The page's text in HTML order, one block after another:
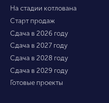
На стадии котлована
Старт продаж
Сдача в 2026 году
Сдача в 2027 году
Сдача в 2028 году
Сдача в 2029 году
Готовые проекты